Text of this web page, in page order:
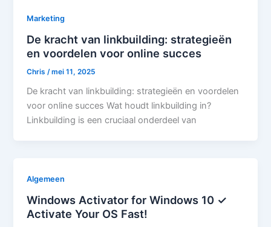
Marketing
De kracht van linkbuilding: strategieën
en voordelen voor online succes
Chris /mei 11, 2025
De kracht van linkbuilding: strategieën en voordelen
voor online succes Wat houdt linkbuilding in?
Linkbuilding is een cruciaal onderdeel van
Algemeen
Windows Activator for Windows 10 ✓
Activate Your OS Fast!